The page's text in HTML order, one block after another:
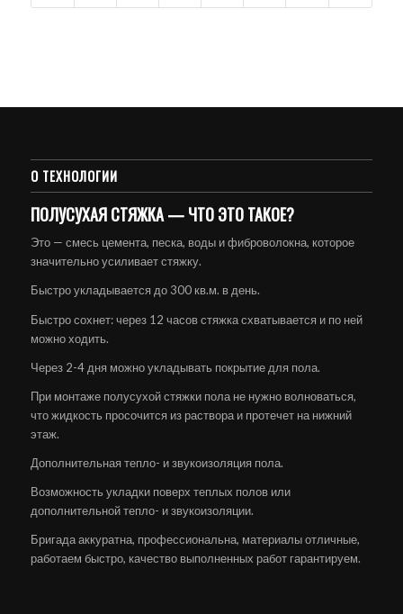
О ТЕХНОЛОГИИ
ПОЛУСУХАЯ СТЯЖКА — ЧТО ЭТО ТАКОЕ?
Это — смесь цемента, песка, воды и фиброволокна, которое
значительно усиливает стяжку.
Быстро укладывается до 300 кв.м. в день.
Быстро сохнет: через 12 часов стяжка схватывается и по ней
можно ходить.
Через 2-4 дня можно укладывать покрытие для пола.
При монтаже полусухой стяжки пола не нужно волноваться,
что жидкость просочится из раствора и протечет на нижний
этаж.
Дополнительная тепло- и звукоизоляция пола.
Возможность укладки поверх теплых полов или
дополнительной тепло- и звукоизоляции.
Бригада аккуратна, профессиональна, материалы отличные,
работаем быстро, качество выполненных работ гарантируем.